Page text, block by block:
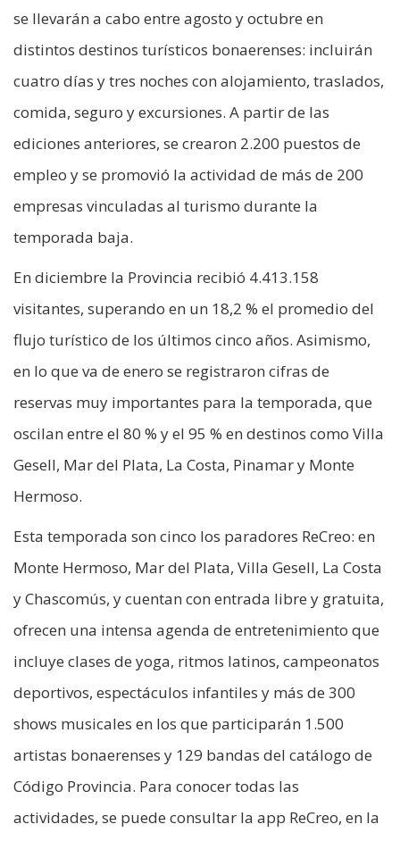
se llevarán a cabo entre agosto y octubre en
distintos destinos turísticos bonaerenses: incluirán
cuatro días y tres noches con alojamiento, traslados,
comida, seguro y excursiones. A partir de las
ediciones anteriores, se crearon 2.200 puestos de
empleo y se promovió la actividad de más de 200
empresas vinculadas al turismo durante la
temporada baja.
En diciembre la Provincia recibió 4.413.158
visitantes, superando en un 18,2 % el promedio del
flujo turístico de los últimos cinco años. Asimismo,
en lo que va de enero se registraron cifras de
reservas muy importantes para la temporada, que
oscilan entre el 80 % y el 95 % en destinos como Villa
Gesell, Mar del Plata, La Costa, Pinamar y Monte
Hermoso.
Esta temporada son cinco los paradores ReCreo: en
Monte Hermoso, Mar del Plata, Villa Gesell, La Costa
y Chascomús, y cuentan con entrada libre y gratuita,
ofrecen una intensa agenda de entretenimiento que
incluye clases de yoga, ritmos latinos, campeonatos
deportivos, espectáculos infantiles y más de 300
shows musicales en los que participarán 1.500
artistas bonaerenses y 129 bandas del catálogo de
Código Provincia. Para conocer todas las
actividades, se puede consultar la app ReCreo, en la